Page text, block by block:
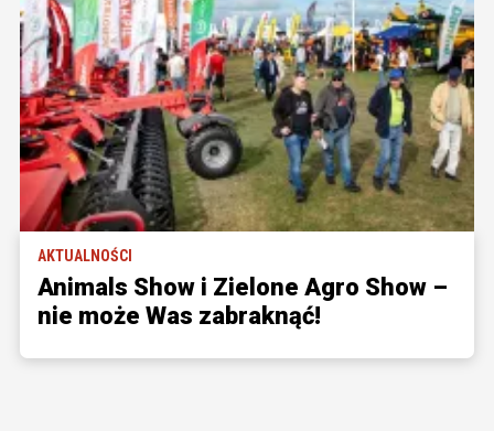
AKTUALNOŚCI
Animals Show i Zielone Agro Show –
nie może Was zabraknąć!